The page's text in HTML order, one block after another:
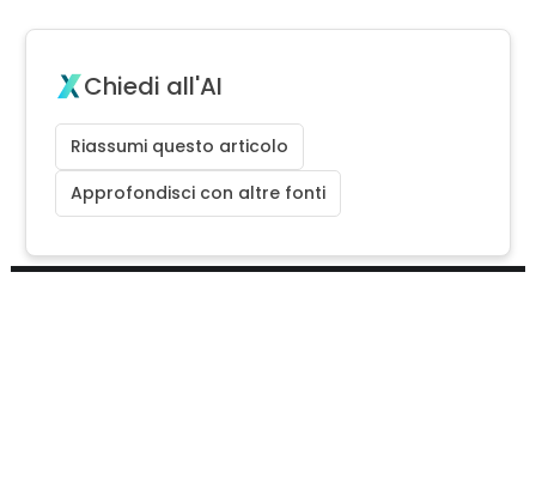
Chiedi all'AI
Riassumi questo articolo
Approfondisci con altre fonti